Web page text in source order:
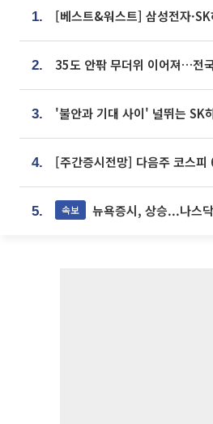
1.
2.
3.
4.
5. 속보 뉴욕증시, 상승...나스